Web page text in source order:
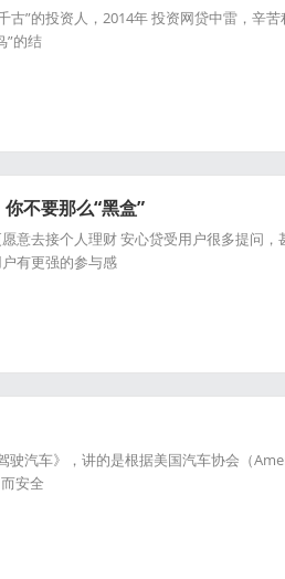
”的投资人，2014年 投资网贷中雷，辛
”的结
不要那么“黑盒”
意去接个人理财 安心贷受用户很多提问
有更强的参与感
驶汽车》，讲的是根据美国汽车协会（
安全